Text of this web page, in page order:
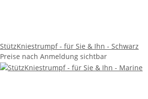
StützKniestrumpf - für Sie & Ihn - Schwarz
Preise nach Anmeldung sichtbar